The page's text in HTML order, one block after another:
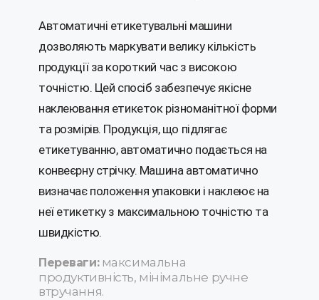
Автоматичні етикетувальні машини
дозволяють маркувати велику кількість
продукції за короткий час з високою
точністю. Цей спосіб забезпечує якісне
наклеювання етикеток різноманітної форми
та розмірів. Продукція, що підлягає
етикетуванню, автоматично подається на
конвеєрну стрічку. Машина автоматично
визначає положення упаковки і наклеює на
неї етикетку з максимальною точністю та
швидкістю.
Переваги:максимальна
продуктивність, мінімальне ручне
втручання.